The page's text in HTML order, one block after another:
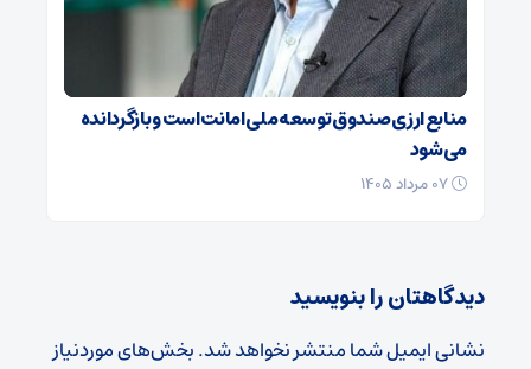
منابع ارزی صندوق توسعه ملی امانت است و بازگردانده
می‌شود
دیدگاهتان را بنویسید
نشانی ایمیل شما منتشر نخواهد شد.بخش‌های موردنیاز